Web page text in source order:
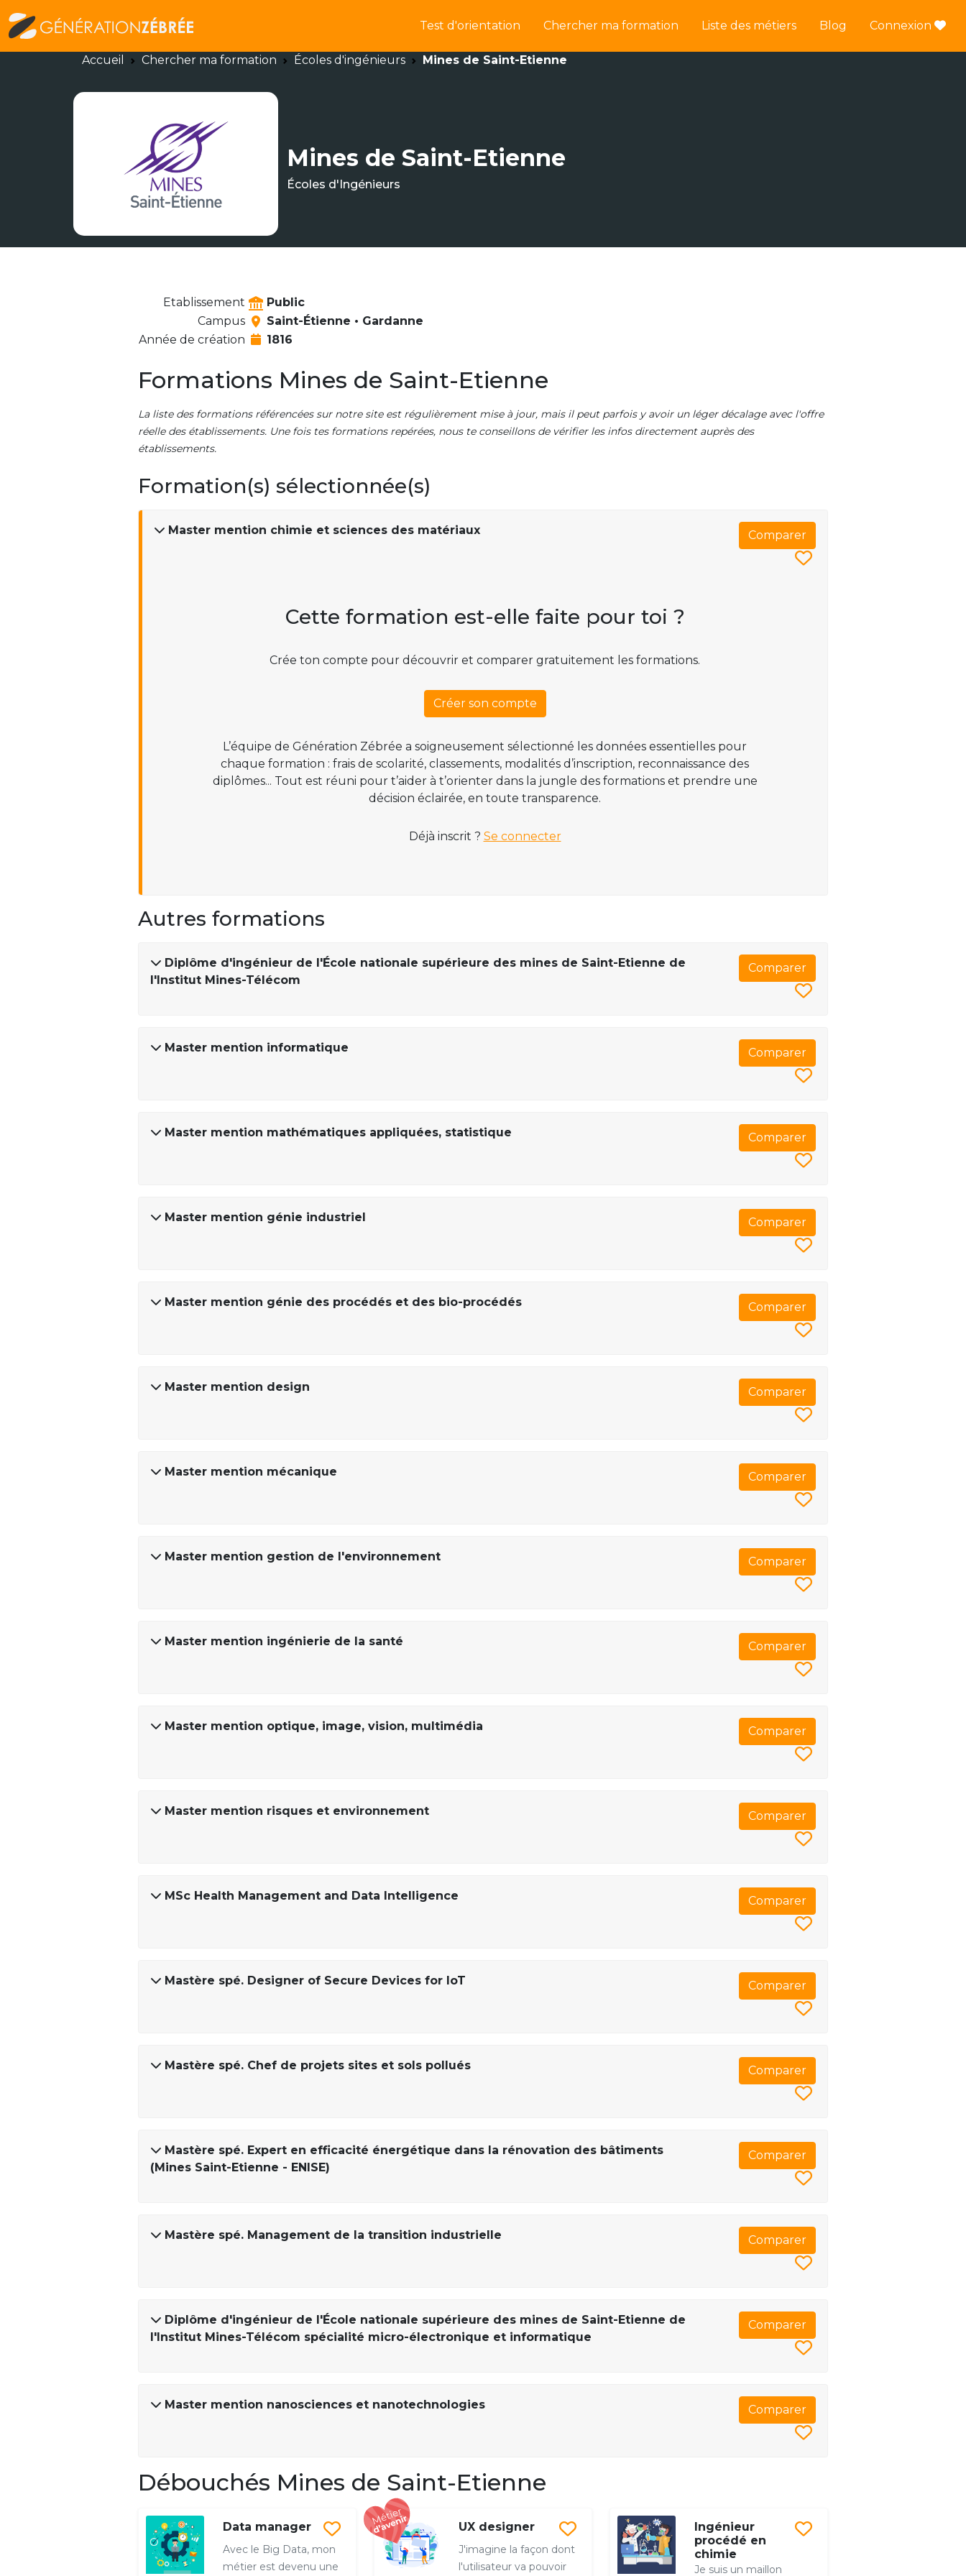
Test d'orientation Chercher ma formation Liste des métiers Blog Connexion
Accueil Chercher ma formation Écoles d'ingénieurs Mines de Saint-Etienne
Mines de Saint-Etienne
Écoles d'Ingénieurs
Etablissement
Public
Campus
Saint-Étienne • Gardanne
Année de création
1816
Formations Mines de Saint-Etienne
La liste des formations référencées sur notre site est régulièrement mise à jour, mais il peut parfois y avoir un léger décalage avec l'offre
réelle des établissements. Une fois tes formations repérées, nous te conseillons de vérifier les infos directement auprès des
établissements.
Formation(s) sélectionnée(s)
Master mention chimie et sciences des matériaux Comparer
Cette formation est-elle faite pour toi ?
Crée ton compte pour découvrir et comparer gratuitement les formations.
Créer son compte
L’équipe de Génération Zébrée a soigneusement sélectionné les données essentielles pour
chaque formation : frais de scolarité, classements, modalités d’inscription, reconnaissance des
diplômes... Tout est réuni pour t’aider à t’orienter dans la jungle des formations et prendre une
décision éclairée, en toute transparence.
Déjà inscrit ? Se connecter
Autres formations
Diplôme d'ingénieur de l'École nationale supérieure des mines de Saint-Etienne de
l'Institut Mines-Télécom
Comparer
Master mention informatique Comparer
Master mention mathématiques appliquées, statistique Comparer
Master mention génie industriel Comparer
Master mention génie des procédés et des bio-procédés Comparer
Master mention design Comparer
Master mention mécanique Comparer
Master mention gestion de l'environnement Comparer
Master mention ingénierie de la santé Comparer
Master mention optique, image, vision, multimédia Comparer
Master mention risques et environnement Comparer
MSc Health Management and Data Intelligence Comparer
Mastère spé. Designer of Secure Devices for IoT Comparer
Mastère spé. Chef de projets sites et sols pollués Comparer
Mastère spé. Expert en efficacité énergétique dans la rénovation des bâtiments
(Mines Saint-Etienne - ENISE)
Comparer
Mastère spé. Management de la transition industrielle Comparer
Diplôme d'ingénieur de l'École nationale supérieure des mines de Saint-Etienne de
l'Institut Mines-Télécom spécialité micro-électronique et informatique
Comparer
Master mention nanosciences et nanotechnologies Comparer
Débouchés Mines de Saint-Etienne
Data manager
Avec le Big Data, mon
métier est devenu une
UX designer
J'imagine la façon dont
l'utilisateur va pouvoir
Ingénieur
procédé en
chimie
Je suis un maillon